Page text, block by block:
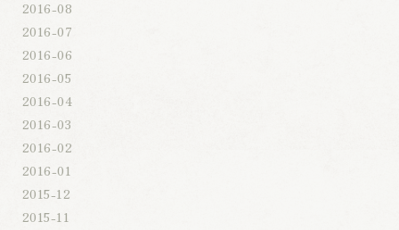
2016-08
2016-07
2016-06
2016-05
2016-04
2016-03
2016-02
2016-01
2015-12
2015-11